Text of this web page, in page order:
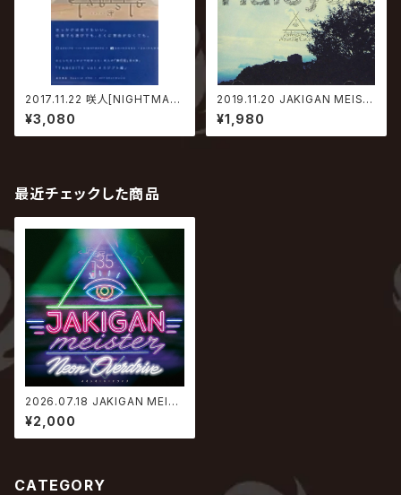
2017.11.22 咲人[NIGHTMAR
E] / TABISITE vol.4 エジプト
編
¥3,080
2019.11.20 JAKIGAN MEIST
ER / Halcyon【TYPE-A】
¥1,980
最近チェックした商品
2026.07.18 JAKIGAN MEIS
TER / Neon Overdrive
¥2,000
CATEGORY